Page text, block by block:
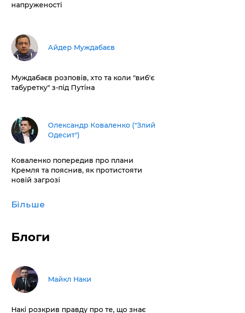
напруженості
Айдер Муждабаєв
Муждабаєв розповів, хто та коли "виб'є
табуретку" з-під Путіна
Олександр Коваленко ("Злий
Одесит")
Коваленко попередив про плани
Кремля та пояснив, як протистояти
новій загрозі
Більше
Блоги
Майкл Наки
Накі розкрив правду про те, що знає